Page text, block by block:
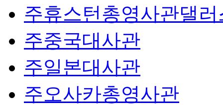
주휴스턴총영사관댈
주중국대사관
주일본대사관
주오사카총영사관